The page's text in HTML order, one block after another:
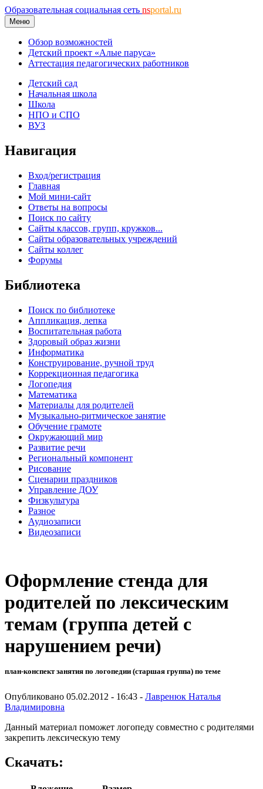
Образовательная социальная сеть nsportal.ru
Меню
Обзор возможностей
Детский проект «Алые паруса»
Аттестация педагогических работников
Детский сад
Начальная школа
Школа
НПО и СПО
ВУЗ
Навигация
Вход/регистрация
Главная
Мой мини-сайт
Ответы на вопросы
Поиск по сайту
Сайты классов, групп, кружков...
Сайты образовательных учреждений
Сайты коллег
Форумы
Библиотека
Поиск по библиотеке
Аппликация, лепка
Воспитательная работа
Здоровый образ жизни
Информатика
Конструирование, ручной труд
Коррекционная педагогика
Логопедия
Математика
Материалы для родителей
Музыкально-ритмическое занятие
Обучение грамоте
Окружающий мир
Развитие речи
Региональный компонент
Рисование
Сценарии праздников
Управление ДОУ
Физкультура
Разное
Аудиозаписи
Видеозаписи
Оформление стенда для
родителей по лексическим
темам (группа детей с
нарушением речи)
план-конспект занятия по логопедии (старшая группа) по теме
Опубликовано 05.02.2012 - 16:43 - Лавренюк Наталья
Владимировна
Данный материал поможет логопеду совместно с родителями
закрепить лексическую тему
Скачать: